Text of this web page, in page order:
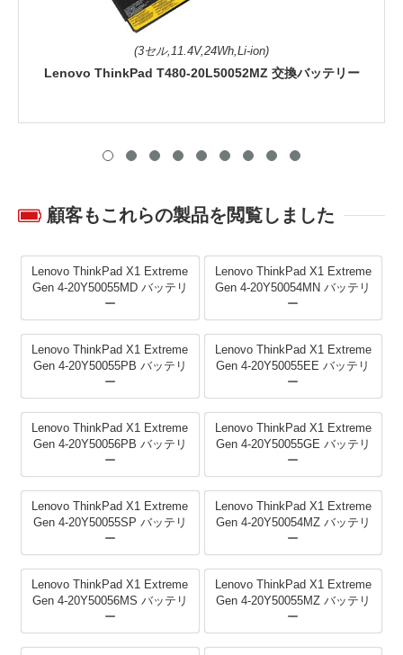
(3セル,11.4V,24Wh,Li-ion)
Lenovo ThinkPad T480-20L50052MZ 交換バッテリー
顧客もこれらの製品を閲覧しました
Lenovo ThinkPad X1 Extreme
Gen 4-20Y50055MD バッテリ
ー
Lenovo ThinkPad X1 Extreme
Gen 4-20Y50054MN バッテリ
ー
Lenovo ThinkPad X1 Extreme
Gen 4-20Y50055PB バッテリ
ー
Lenovo ThinkPad X1 Extreme
Gen 4-20Y50055EE バッテリ
ー
Lenovo ThinkPad X1 Extreme
Gen 4-20Y50056PB バッテリ
ー
Lenovo ThinkPad X1 Extreme
Gen 4-20Y50055GE バッテリ
ー
Lenovo ThinkPad X1 Extreme
Gen 4-20Y50055SP バッテリ
ー
Lenovo ThinkPad X1 Extreme
Gen 4-20Y50054MZ バッテリ
ー
Lenovo ThinkPad X1 Extreme
Gen 4-20Y50056MS バッテリ
ー
Lenovo ThinkPad X1 Extreme
Gen 4-20Y50055MZ バッテリ
ー